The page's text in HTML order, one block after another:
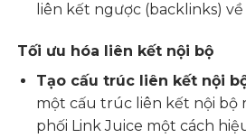
liên kết ngược (backlinks)
Tối ưu hóa liên kết nội bộ
Tạo cấu trúc liên kết nội
một cấu trúc liên kết nội bộ
phối Link Juice một cách